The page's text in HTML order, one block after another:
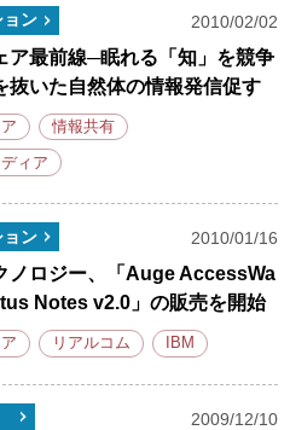
ョン 2010/02/02
ア最前線─眠れる「知」を競争
抜いた自然体の情報発信促す
情報共有
ィア
ョン 2010/01/16
ノロジー、「Auge AccessWa
Notes v2.0」の販売を開始
リアルコム IBM
2009/12/10